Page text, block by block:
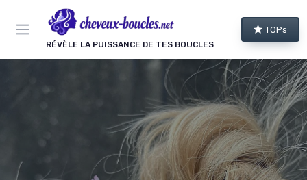
RÉVÈLE LA PUISSANCE DE TES BOUCLES
TOPs
Panneau de gestion des cookies